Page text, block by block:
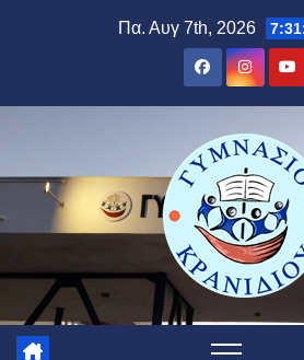
Πα. Αυγ 7th, 2026